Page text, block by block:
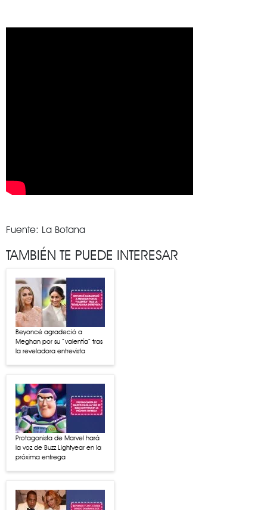
Fuente: La Botana
TAMBIÉN TE PUEDE INTERESAR
Beyoncé agradeció a
Meghan por su “valentía” tras
la reveladora entrevista
Protagonista de Marvel hará
la voz de Buzz Lightyear en la
próxima entrega